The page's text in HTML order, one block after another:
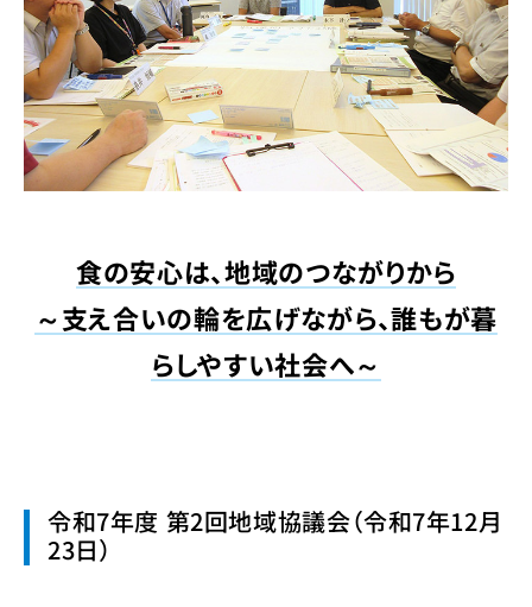
食の安心は、地域のつながりから
～支え合いの輪を広げながら、誰もが暮
らしやすい社会へ～
令和7年度 第2回地域協議会（令和7年12月
23日）